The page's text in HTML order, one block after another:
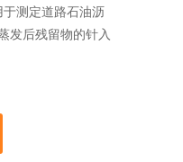
测定道路石油沥
发后残留物的针入